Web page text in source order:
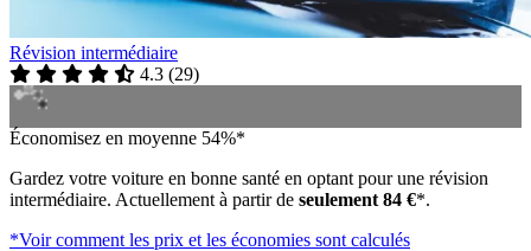
Révision intermédiaire
4.3 (29)
Économisez en moyenne 54%*
Gardez votre voiture en bonne santé en optant pour une révision
intermédiaire. Actuellement à partir de seulement 84 €*.
*Voir comment les prix et les économies sont calculés